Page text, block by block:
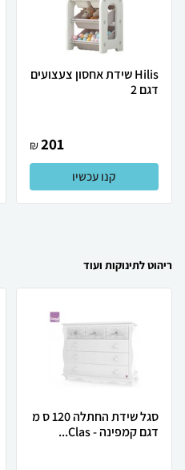
Hilis שידת אחסון צעצועים
דגם 2
201
₪
קנו עכשיו
ריהוט לתינוקות ועוד
סגל שידת החתלה 120 ס מ
דגם קמפינה - Clas...